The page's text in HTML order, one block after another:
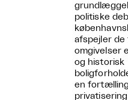
politiske
afspejler de
omgivelser
og
en